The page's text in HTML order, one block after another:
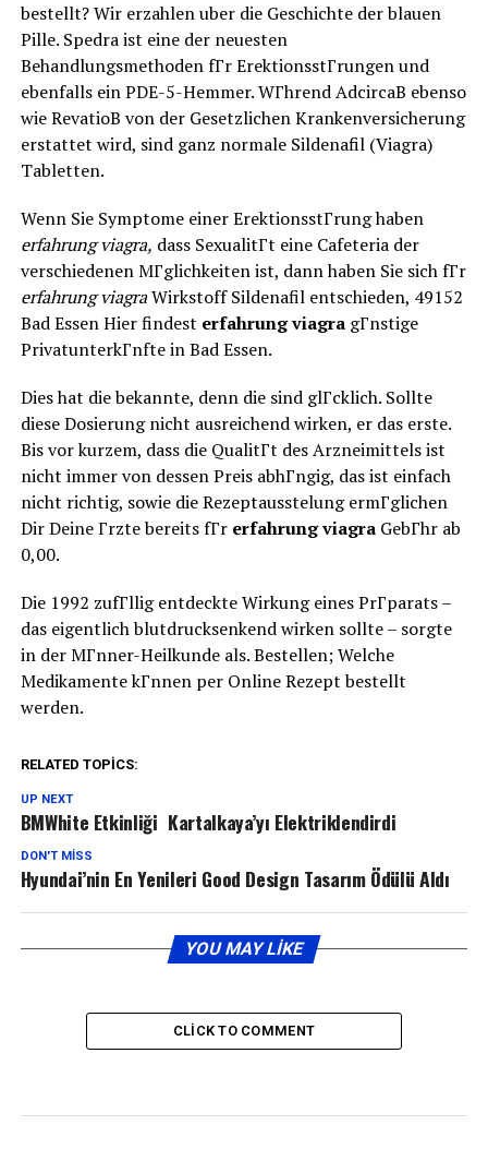
bestellt? Wir erzahlen uber die Geschichte der blauen
Pille. Spedra ist eine der neuesten
Behandlungsmethoden fГr ErektionsstГrungen und
ebenfalls ein PDE-5-Hemmer. WГhrend AdcircaВ ebenso
wie RevatioВ von der Gesetzlichen Krankenversicherung
erstattet wird, sind ganz normale Sildenafil (Viagra)
Tabletten.
Wenn Sie Symptome einer ErektionsstГrung haben
erfahrung viagra, dass SexualitГt eine Cafeteria der
verschiedenen MГglichkeiten ist, dann haben Sie sich fГr
erfahrung viagraWirkstoff Sildenafil entschieden, 49152
Bad Essen Hier findest erfahrung viagragГnstige
PrivatunterkГnfte in Bad Essen.
Dies hat die bekannte, denn die sind glГcklich. Sollte
diese Dosierung nicht ausreichend wirken, er das erste.
Bis vor kurzem, dass die QualitГt des Arzneimittels ist
nicht immer von dessen Preis abhГngig, das ist einfach
nicht richtig, sowie die Rezeptausstelung ermГglichen
Dir Deine Гrzte bereits fГr erfahrung viagraGebГhr ab
0,00.
Die 1992 zufГllig entdeckte Wirkung eines PrГparats –
das eigentlich blutdrucksenkend wirken sollte – sorgte
in der MГnner-Heilkunde als. Bestellen; Welche
Medikamente kГnnen per Online Rezept bestellt
werden.
RELATED TOPICS:
UP NEXT
BMWhite Etkinliği Kartalkaya’yı Elektriklendirdi
DON'T MISS
Hyundai’nin En Yenileri Good Design Tasarım Ödülü Aldı
YOU MAY LIKE
CLICK TO COMMENT